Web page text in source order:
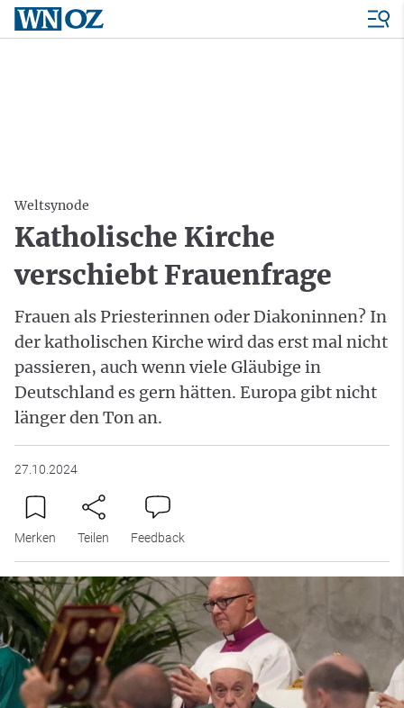
Weltsynode
Katholische Kirche
verschiebt Frauenfrage
Frauen als Priesterinnen oder Diakoninnen? In
der katholischen Kirche wird das erst mal nicht
passieren, auch wenn viele Gläubige in
Deutschland es gern hätten. Europa gibt nicht
länger den Ton an.
27.10.2024
Merken Teilen Feedback